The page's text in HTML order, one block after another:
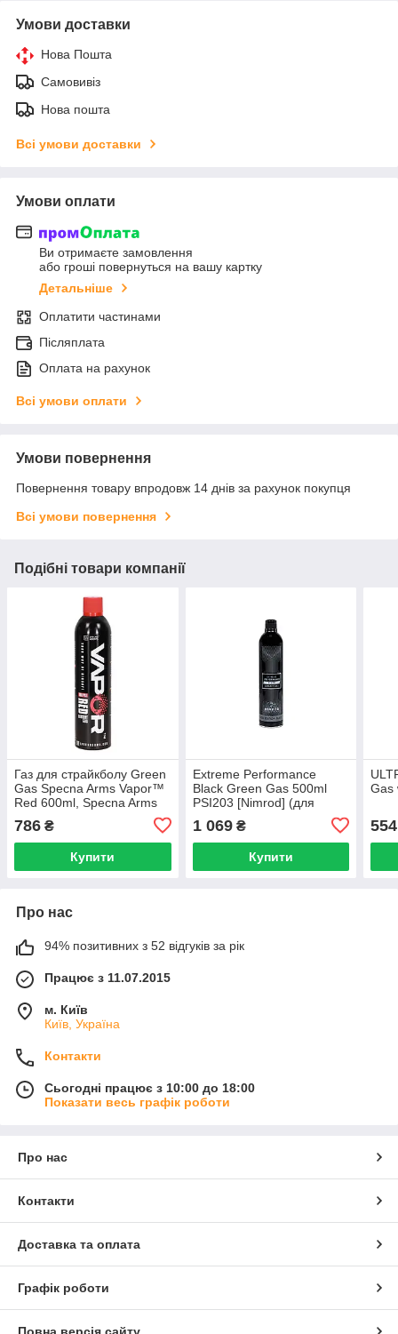
Умови доставки
Нова Пошта
Самовивіз
Нова пошта
Всі умови доставки
Умови оплати
Ви отримаєте замовлення
або гроші повернуться на вашу картку
Детальніше
Оплатити частинами
Післяплата
Оплата на рахунок
Всі умови оплати
Умови повернення
Повернення товару впродовж 14 днів за рахунок покупця
Всі умови повернення
Подібні товари компанії
Газ для страйкболу Green
Gas Specna Arms Vapor™
Red 600ml, Specna Arms
786 ₴
Купити
Extreme Performance
Black Green Gas 500ml
PSI203 [Nimrod] (для
1 069₴
Купити
Gas
554
Про нас
94% позитивних з 52 відгуків за рік
Працює з 11.07.2015
м. Київ
Київ, Україна
Контакти
Сьогодні працює з 10:00 до 18:00
Показати весь графік роботи
Про нас
Контакти
Доставка та оплата
Графік роботи